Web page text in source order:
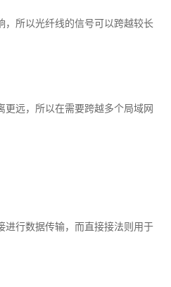
，所以光纤线的信号可以跨越较长
远，所以在需要跨越多个局域网
行数据传输，而直接接法则用于